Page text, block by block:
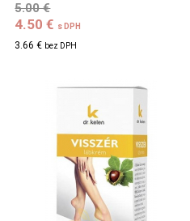
5.00 €
4.50 € s DPH
3.66 € bez DPH